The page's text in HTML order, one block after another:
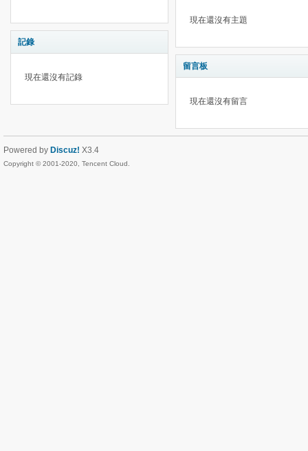
記錄
現在還沒有記錄
現在還沒有主題
留言板
現在還沒有留言
Powered by Discuz! X3.4
Copyright © 2001-2020, Tencent Cloud.